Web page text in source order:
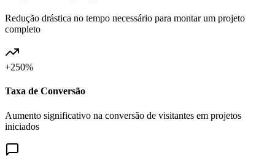
Redução drástica no tempo necessário para montar um projeto
completo
+250%
Taxa de Conversão
Aumento significativo na conversão de visitantes em projetos
iniciados